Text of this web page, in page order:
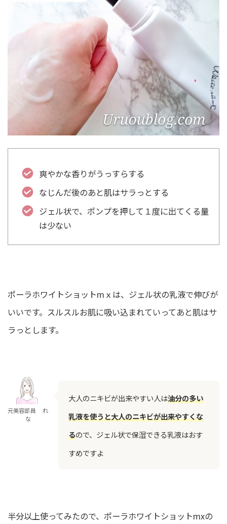
爽やかな香りがうっすらする
なじんだ後のあと肌はサラっとする
ジェル状で、ポンプを押して１度に出てくる量
は少ない
ポーラホワイトショットmｘは、ジェル状の乳液で伸びが
いいです。 スルスルお肌に吸い込まれていってあと肌はサ
ラっとします。
元美容部員 れ
な
大人のニキビが出来やすい人は油分の多い
乳液を使うと大人のニキビが出来やすくな
るので、ジェル状で保湿できる乳液はおす
すめですよ
半分以上使ってみたので、ポーラホワイトショットmxの